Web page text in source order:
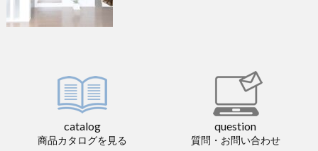
catalog
商品カタログを見る
question
質問・お問い合わせ